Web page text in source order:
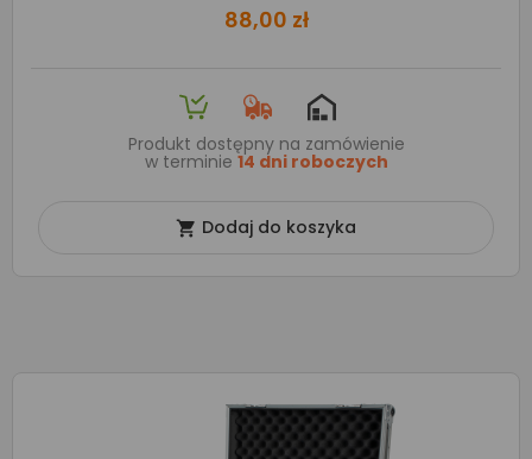
88,00 zł
Produkt dostępny na zamówienie
w terminie 14 dni roboczych
 Dodaj do koszyka